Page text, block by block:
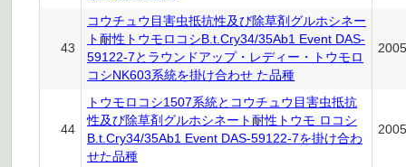
43
コウチュウ目害虫抵抗性及び除草剤グルホシネー
ト耐性トウモロコシB.t.Cry34/35Ab1 Event DAS-
59122-7とラウンドアップ・レディー・トウモロ
コシNK603系統を掛け合わせ た品種
44
トウモロコシ1507系統とコウチュウ目害虫抵抗
性及び除草剤グルホシネート耐性トウモ ロコシ
B.t.Cry34/35Ab1 Event DAS-59122-7を掛け合わ
せた品種